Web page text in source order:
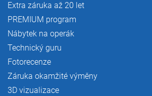
Extra záruka až 20 let
PREMIUM program
Nábytek na operák
Technický guru
Fotorecenze
Záruka okamžité výměny
3D vizualizace